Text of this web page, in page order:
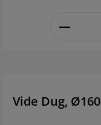
Vide Dug,